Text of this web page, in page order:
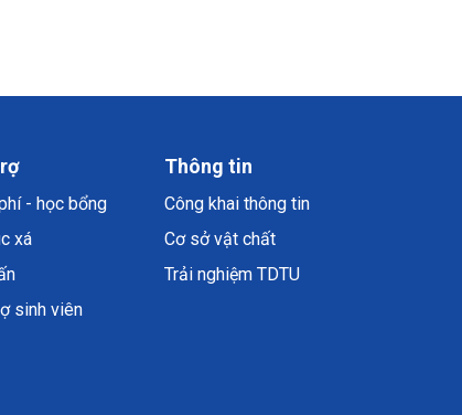
- học bổng
xá
sinh viên
Thông tin
Công khai thông tin
Cơ sở vật chất
Trải nghiệm TDTU